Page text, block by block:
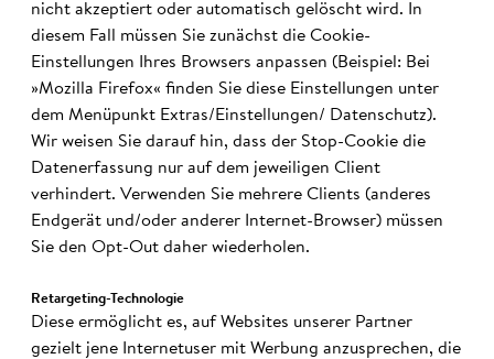
nicht akzeptiert oder automatisch gelöscht wird. In
diesem Fall müssen Sie zunächst die Cookie-
Einstellungen Ihres Browsers anpassen (Beispiel: Bei
»Mozilla Firefox« finden Sie diese Einstellungen unter
dem Menüpunkt Extras/Einstellungen/ Datenschutz).
Wir weisen Sie darauf hin, dass der Stop-Cookie die
Datenerfassung nur auf dem jeweiligen Client
verhindert. Verwenden Sie mehrere Clients (anderes
Endgerät und/oder anderer Internet-Browser) müssen
Sie den Opt-Out daher wiederholen.
Retargeting-Tech­no­lo­gie
Diese ermöglicht es, auf Websites unserer Partner
gezielt jene Internetuser mit Werbung anzusprechen, die